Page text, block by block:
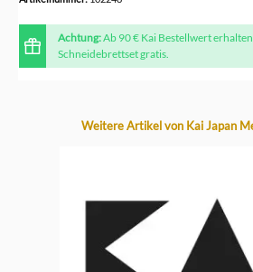
Achtung:Ab 90 € Kai Bestellwert
Schneidebrettset gratis.
Produktgalerie überspringen
Weitere Artikel von Kai Japan